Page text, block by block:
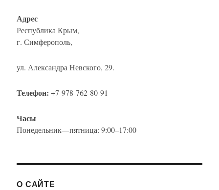
Адрес
Республика Крым,
г. Симферополь,
ул. Александра Невского, 29.
Телефон: +7-978-762-80-91
Часы
Понедельник—пятница: 9:00–17:00
О САЙТЕ